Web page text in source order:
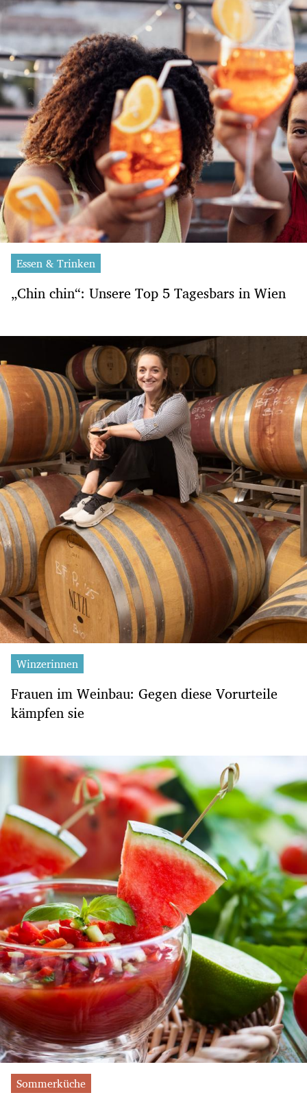
Essen & Trinken
„Chin chin“: Unsere Top 5 Tagesbars in Wien
Winzerinnen
Frauen im Weinbau: Gegen diese Vorurteile
kämpfen sie
Sommerküche